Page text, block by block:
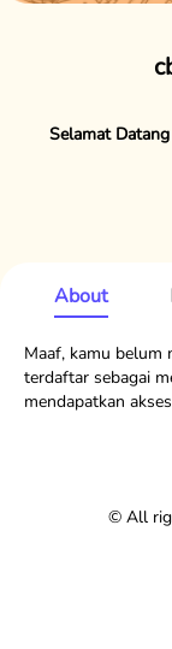
Selamat
About
Maaf, kamu belum
terdaftar sebagai
mendapatkan
© All